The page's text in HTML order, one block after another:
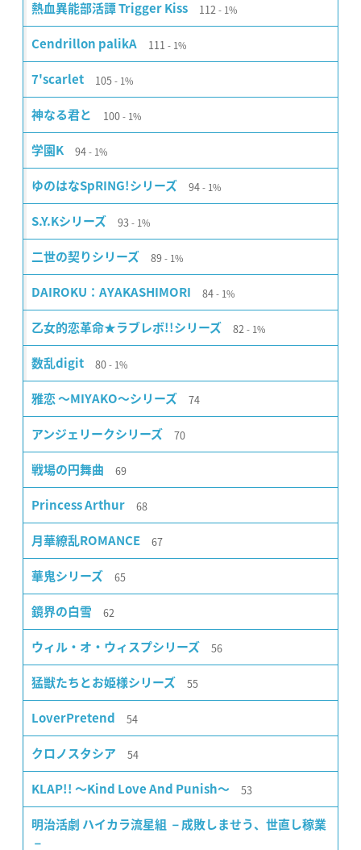
熱血異能部活譚 Trigger Kiss 112 1%
Cendrillon palikA 111 1%
7'scarlet 105 1%
神なる君と 100 1%
学園K 94 1%
ゆのはなSpRING!シリーズ 94 1%
S.Y.Kシリーズ 93 1%
二世の契りシリーズ 89 1%
DAIROKU：AYAKASHIMORI 84 1%
乙女的恋革命★ラブレボ!!シリーズ 82 1%
数乱digit 80 1%
雅恋 〜MIYAKO〜シリーズ 74
アンジェリークシリーズ 70
戦場の円舞曲 69
Princess Arthur 68
月華繚乱ROMANCE 67
華鬼シリーズ 65
鏡界の白雪 62
ウィル・オ・ウィスプシリーズ 56
猛獣たちとお姫様シリーズ 55
LoverPretend 54
クロノスタシア 54
KLAP!! 〜Kind Love And Punish〜 53
明治活劇 ハイカラ流星組 －成敗しませう、世直し稼業
－